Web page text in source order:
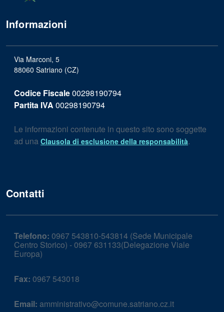
Informazioni
Via Marconi, 5
88060 Satriano (CZ)
Codice Fiscale00298190794
Partita IVA 00298190794
Le informazioni contenute in questo sito sono soggette
ad una Clausola di esclusione della responsabilità.
Contatti
Telefono: 0967 543810-543814 (Sede Municipale
Centro Storico) - 0967 631133(Delegazione Viale
Europa)
Fax: 0967 543018
Email: amministrativo@comune.satriano.cz.it